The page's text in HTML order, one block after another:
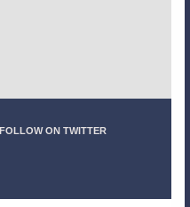
FOLLOW ON TWITTER